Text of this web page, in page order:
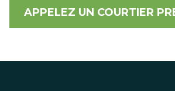
APPELEZ UN COURTIER